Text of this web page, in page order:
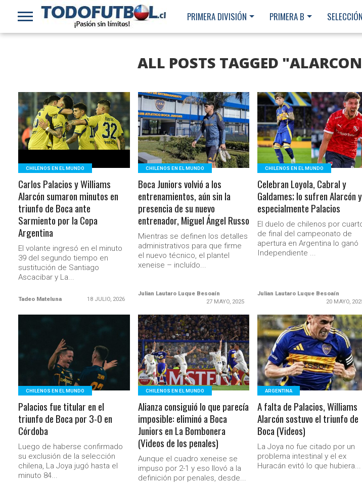
PRIMERA DIVISIÓN PRIMERA B
ALL POSTS TAGGED
LEER MÁS
CHILENOS EN EL MUNDO
Carlos Palacios y Williams
Alarcón sumaron minutos en
triunfo de Boca ante
Sarmiento por la Copa
Argentina
El volante ingresó en el minuto
39 del segundo tiempo en
sustitución de Santiago
Ascacibar y La...
Tadeo Mateluna 18 JULIO, 2026
LEER MÁS
CHILENOS EN EL MUNDO
Boca Juniors volvió a los
entrenamientos, aún sin la
presencia de su nuevo
entrenador, Miguel Ángel Russo
Mientras se definen los detalles
administrativos para que firme
el nuevo técnico, el plantel
xeneise – incluído...
Julian Lautaro Luque Besoaín
27 MAYO, 2025
LEER MÁS
CHILENOS EN EL MUNDO
Celebran Loyola, Cabral y
Galdames; lo sufren Alarcón y
especialmente Palacios
El duelo de chilenos por
de final del campeonato de
apertura en Argentina lo ganó
Independiente ...
Julian Lautaro Luque Besoaín
20 MAYO,
LEER MÁS
CHILENOS EN EL MUNDO
Palacios fue titular en el
triunfo de Boca por 3-0 en
Córdoba
Luego de haberse confirmado
su exclusión de la selección
chilena, La Joya jugó hasta el
minuto 84...
LEER MÁS
CHILENOS EN EL MUNDO
Alianza consiguió lo que parecía
imposible: eliminó a Boca
Juniors en La Bombonera
(Videos de los penales)
Aunque el cuadro xeneise se
impuso por 2-1 y eso llovó a la
definición por penales, desde...
LEER MÁS
ARGENTINA
A falta de Palacios, Williams
Alarcón sostuvo el triunfo de
Boca (Videos)
La Joya no fue citado por un
problema intestinal y el ex
Huracán evitó lo que hubiera...